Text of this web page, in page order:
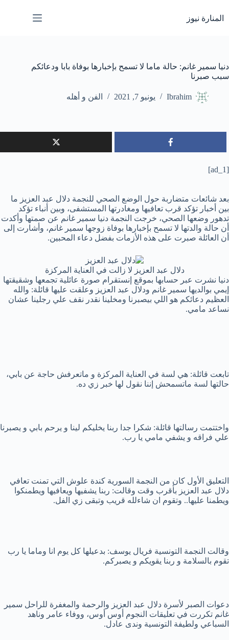
إلى
المحتوى
المنارة نيوز
دنيا سمير غانم: حالة ماما لا تسمح بإخبارها بوفاة بابا ودعائكم
سبب صبرنا
Ibrahim يونيو 7, 2021 الفن و أهله
[ad_1]
بعد شائعات متضاربة حول الوضع الصحي للنجمة دلال عبد العزيز ما
بين أخبار تؤكد قرب تعافيها ومغادرتها المستشفى، وبين أنباء تؤكد
تدهور وضعها الصحي، خرجت النجمة دنيا سمير غانم عن صمتها وأكدت
أن حالة والدتها لا تسمح بإخبارها بوفاة زوجها سمير غانم، وأشارت إلى
أن العائلة صبرت على هذه الأزمات بفضل دعاء المحبين.
دلال عبد العزيز لا زالت في العناية المركزة
دنيا نشرت عبر حسابها بموقع إنستقرام صورة عائلية تجمعها وشقيقتها
إيمي بوالديها سمير غانم ودلال عبد العزيز وعلقت عليها قائلة: والله
العظيم دعائكم هو اللي بيصبرنا ومخلينا نقدر نقف علي رجلينا عشان
نساعد مامي.
تابعت قائلة: هي لسة في العناية المركزة و ماتعرفش حاجة عن بابي،
حالتها لسة ماتسمحش إننا نقول لها خبر زي ده.
واختتمت رسالتها قائلة: شكرا جدا ربنا يخليكم لينا و يرحم بابي و يصبرنا
علي فراقه و يشفي مامي يا رب.
التعليق الأول كان من النجمة السورية كندة علوش التي تمنت تعافي
دلال عبد العزيز بأقرب وقت وقالت: ربنا يشفيها ويعافيها ويطمنكوا
ويطمنا عليها.. وتقوم ان شاءلله قريب وتبقى زي الفل.
وقالت النجمة التونسية فريال يوسف: بدعيلها كل يوم انا وماما يا رب
تقوم بالسلامة و ربنا يقويكم و يصبركم.
دعوات الصبر لأسرة دلال عبد العزيز والرحمة والمغفرة للراحل سمير
غانم تكررت في تعليقات النجوم أوس أوس، ووفاء عامر وناهد
السباعي ولطيفة التونسية وندى عادل.